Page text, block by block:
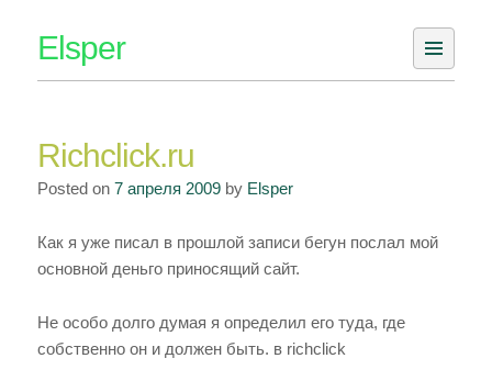
content
Elsper
Richclick.ru
Posted on 7 апреля 2009by Elsper
Как я уже писал в прошлой записи бегун послал мой
основной деньго приносящий сайт.
Не особо долго думая я определил его туда, где
собственно он и должен быть. в richclick